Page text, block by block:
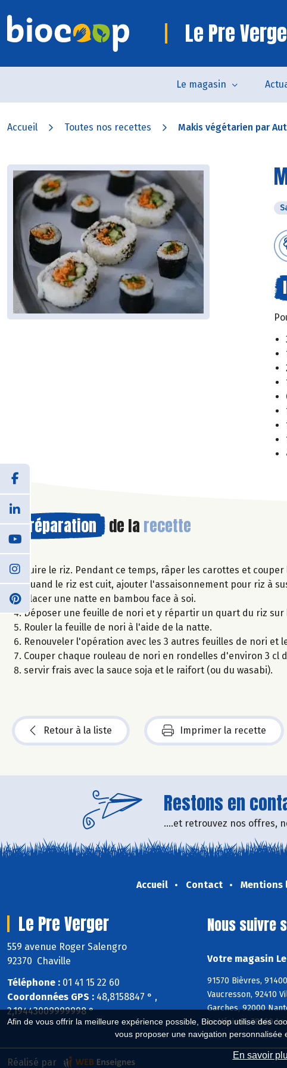
Afin de vous offrir la meilleure expérience possible, Biocoop utilise des
vous proposer une navigation
En savoir
Le Pre
Le magasin
Accueil Toutes nos recettes Makis végétarien par
Préparation de la recette
Cuire le riz. Pendant ce temps, râper les carottes et
Quand le riz est cuit, ajouter l'assaisonnement pour riz à
Placer une natte en bambou face à soi.
Déposer une feuille de nori et y répartir un quart du riz
Rouler la feuille de nori à l'aide de la natte.
Renouveler l'opération avec les 3 autres feuilles de nori et
Couper chaque rouleau de nori en rondelles d'environ 3 cl
servir frais avec la sauce soja et le raifort (ou du wasabi).
Retour à la liste Imprimer la recette
Restons en
....et retrouvez nos offres,
Accueil Contact Mentions
Le Pre Verger
559 avenue Roger Salengro
92370 Chaville
Téléphone : 01 41 15 22 60
Coordonnées GPS : 48,8158847 ° ,
2,19443009999998 °
Nous suivre
Votre magasin
91570 Bièvres,
Vaucresson, 92410
Garches, 92000
Le Vésinet, 78560
Réalisé par